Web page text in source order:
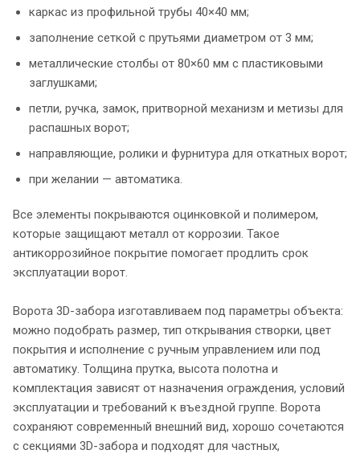
каркас из профильной трубы 40×40 мм;
заполнение сеткой с прутьями диаметром от 3 мм;
металлические столбы от 80×60 мм с пластиковыми
заглушками;
петли, ручка, замок, притворной механизм и метизы для
распашных ворот;
направляющие, ролики и фурнитура для откатных ворот;
при желании — автоматика.
Все элементы покрываются оцинковкой и полимером,
которые защищают металл от коррозии. Такое
антикоррозийное покрытие помогает продлить срок
эксплуатации ворот.
Ворота 3D-забора изготавливаем под параметры объекта:
можно подобрать размер, тип открывания створки, цвет
покрытия и исполнение с ручным управлением или под
автоматику. Толщина прутка, высота полотна и
комплектация зависят от назначения ограждения, условий
эксплуатации и требований к въездной группе. Ворота
сохраняют современный внешний вид, хорошо сочетаются
с секциями 3D-забора и подходят для частных,